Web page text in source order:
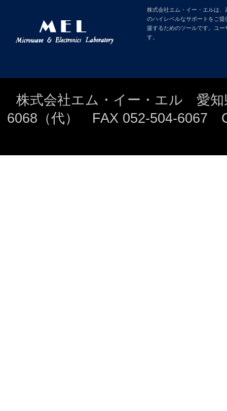
株式会社エム・イー・エルは
のハイレベルなサポートをご
援するためのツールです。ユ
す。
株式会社エム・イー・エル 愛
6068（代） FAX 052-504-6067